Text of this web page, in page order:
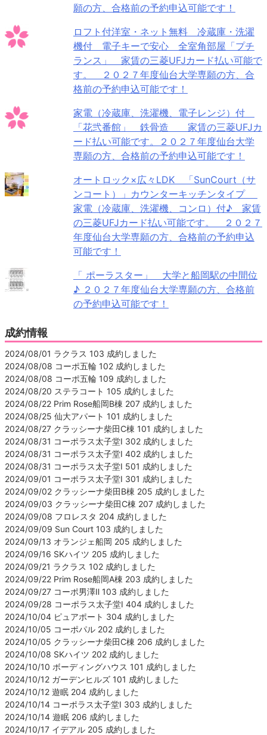
願の方、合格前の予約申込可能です！
ロフト付洋室・ネット無料 冷蔵庫・洗濯
機付 電子キーで安心 全室角部屋「プチ
ランス」 家賃の三菱UFJカード払い可能で
す。 ２０２７年度仙台大学専願の方、合
格前の予約申込可能です！
家電（冷蔵庫、洗濯機、電子レンジ）付
「花弐番館」 鉄骨造 家賃の三菱UFJカ
ード払い可能です。２０２７年度仙台大学
専願の方、合格前の予約申込可能です！
オートロック×広々LDK 「SunCourt（サ
ンコート）」カウンターキッチンタイプ
家電（冷蔵庫、洗濯機、コンロ）付♪ 家賃
の三菱UFJカード払い可能です。 ２０２７
年度仙台大学専願の方、合格前の予約申込
可能です！
「 ポーラスター」 大学と船岡駅の中間位
♪ ２０２７年度仙台大学専願の方、合格前
の予約申込可能です！
成約情報
2024/08/01 ラクラス 103 成約しました
2024/08/08 コーポ五輪 102 成約しました
2024/08/08 コーポ五輪 109 成約しました
2024/08/20 ステラコート 105 成約しました
2024/08/22 Prim Rose船岡B棟 207 成約しました
2024/08/25 仙大アパート 101 成約しました
2024/08/27 クラッシーナ柴田C棟 101 成約しました
2024/08/31 コーポラス太子堂Ⅰ 302 成約しました
2024/08/31 コーポラス太子堂Ⅰ 402 成約しました
2024/08/31 コーポラス太子堂Ⅰ 501 成約しました
2024/09/01 コーポラス太子堂Ⅰ 301 成約しました
2024/09/02 クラッシーナ柴田B棟 205 成約しました
2024/09/03 クラッシーナ柴田C棟 207 成約しました
2024/09/08 フロレスタ 204 成約しました
2024/09/09 Sun Court 103 成約しました
2024/09/13 オランジェ船岡 205 成約しました
2024/09/16 SKハイツ 205 成約しました
2024/09/21 ラクラス 102 成約しました
2024/09/22 Prim Rose船岡A棟 203 成約しました
2024/09/27 コーポ男澤Ⅱ 103 成約しました
2024/09/28 コーポラス太子堂Ⅰ 404 成約しました
2024/10/04 ピュアポート 304 成約しました
2024/10/05 コーポパル 202 成約しました
2024/10/05 クラッシーナ柴田C棟 206 成約しました
2024/10/08 SKハイツ 202 成約しました
2024/10/10 ボーディングハウス 101 成約しました
2024/10/12 ガーデンヒルズ 101 成約しました
2024/10/12 遊眠 204 成約しました
2024/10/14 コーポラス太子堂Ⅰ 303 成約しました
2024/10/14 遊眠 206 成約しました
2024/10/17 イデアル 205 成約しました